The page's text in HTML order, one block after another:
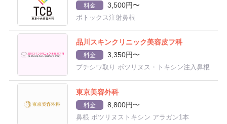
料金 3,500円〜
ボトックス注射鼻根
品川スキンクリニック美容皮フ科
料金 3,350円〜
プチシワ取り ボツリヌス・トキシン注入鼻根
東京美容外科
料金 8,800円〜
鼻根 ボツリヌストキシン アラガン1本